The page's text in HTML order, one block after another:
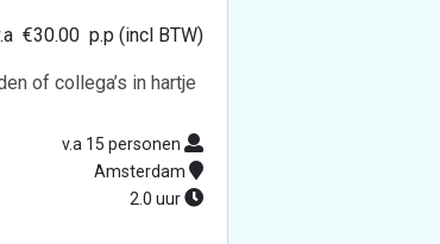
€30.00p.p (incl BTW)
of collega’s in hartje
v.a 15 personen
Amsterdam
2.0 uur